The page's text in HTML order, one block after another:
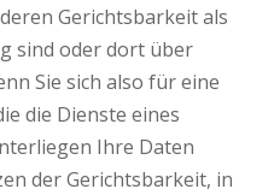
Gerichtsbarkeit als
sind oder dort über
Sie sich also für eine
die Dienste eines
Ihre Daten
der Gerichtsbarkeit, in